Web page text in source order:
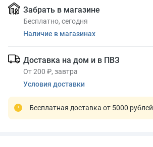
Забрать в магазине
Бесплатно, сегодня
Наличие в магазинах
Доставка на дом и в ПВЗ
От 200 ₽, завтра
Условия доставки
Бесплатная доставка от 5000 рублей